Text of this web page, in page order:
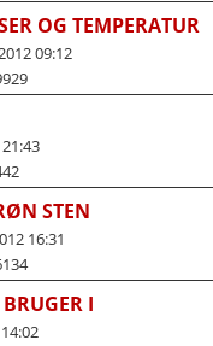
OG TEMPERATUR
09:12
STEN
16:31
I